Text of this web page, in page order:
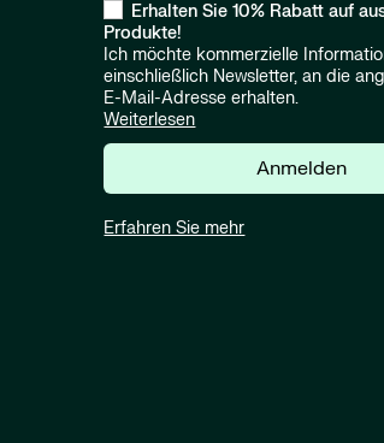
Erhalten Sie 10% Rabatt auf
Produkte!
Ich möchte kommerzielle
einschließlich Newsletter, an die
E-Mail-Adresse erhalten.
Weiterlesen
Anmelden
Erfahren Sie mehr